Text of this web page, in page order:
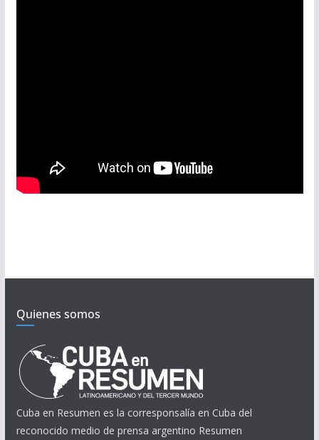
Quienes somos
Cuba en Resumen es la corresponsalía en Cuba del
reconocido medio de prensa argentino Resumen